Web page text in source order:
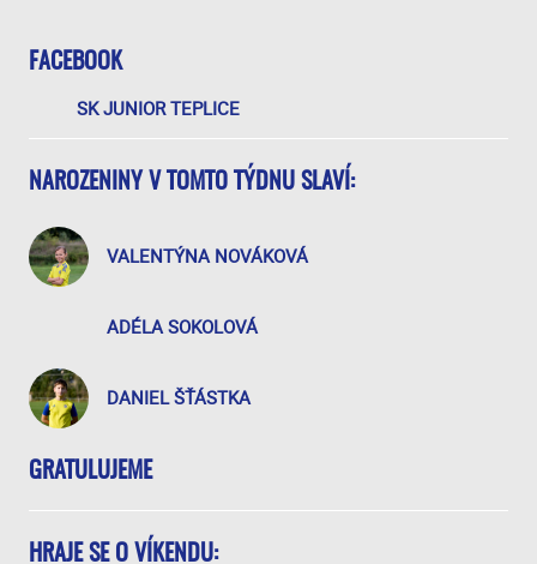
FACEBOOK
SK JUNIOR TEPLICE
NAROZENINY V TOMTO TÝDNU SLAVÍ:
VALENTÝNA NOVÁKOVÁ
ADÉLA SOKOLOVÁ
DANIEL ŠŤÁSTKA
GRATULUJEME
HRAJE SE O VÍKENDU: